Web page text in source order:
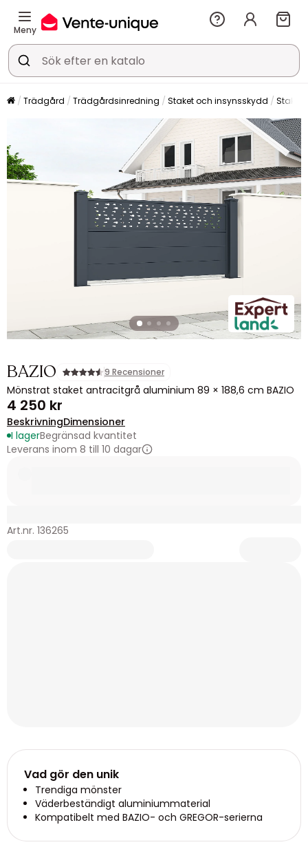
Meny
Trädgård Trädgårdsinredning Staket och insynsskydd Staket
BAZIO 9 Recensioner
Mönstrat staket antracitgrå aluminium 89 × 188,6 cm BAZIO
4 250 kr
BeskrivningDimensioner
I lagerBegränsad kvantitet
Leverans inom 8 till 10 dagar
Art.nr. 136265
Vad gör den unik
Trendiga mönster
Väderbeständigt aluminiummaterial
Kompatibelt med BAZIO- och GREGOR-serierna